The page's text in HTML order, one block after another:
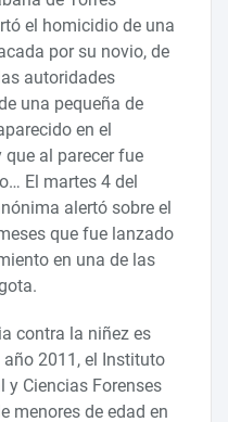
el homicidio de una
por su novio, de
autoridades
una pequeña de
en el
al parecer fue
El martes 4 del
alertó sobre el
que fue lanzado
en una de las
contra la niñez es
2011, el Instituto
y Ciencias Forenses
menores de edad en